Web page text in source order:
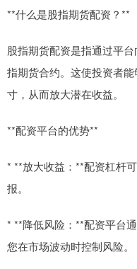
**什么是股指期货配资？**
股指期货配资是指通过平
指期货合约。这使投资者
寸，从而放大潜在收益。
**配资平台的优势**
* **放大收益：**配资杠杆
报。
* **降低风险：**配资平台
您在市场波动时控制风险。